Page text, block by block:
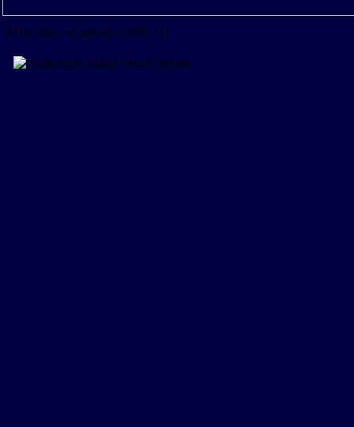
АПЛ типа «Сивулф» (SSN-21)